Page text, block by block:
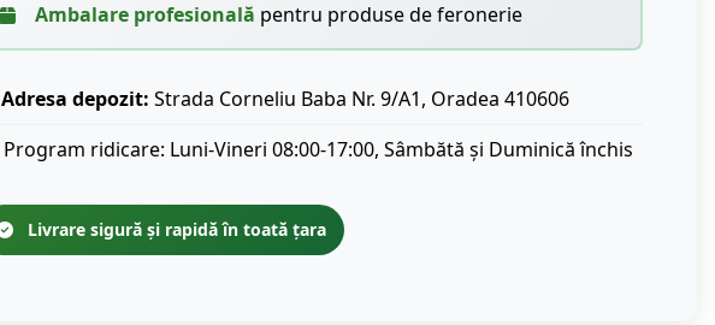
Ambalare profesională pentru produse de feronerie
Adresa depozit: Strada Corneliu Baba Nr. 9/A1, Oradea 410606
Program ridicare: Luni-Vineri 08:00-17:00, Sâmbătă și Duminică închis
Livrare sigură și rapidă în toată țara